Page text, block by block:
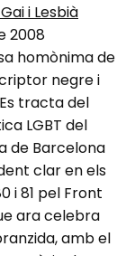
i Lesbià
2008
homònima de
negre i
tracta del
LGBT del
de Barcelona
clar en els
i 81 pel Front
ara celebra
amb el